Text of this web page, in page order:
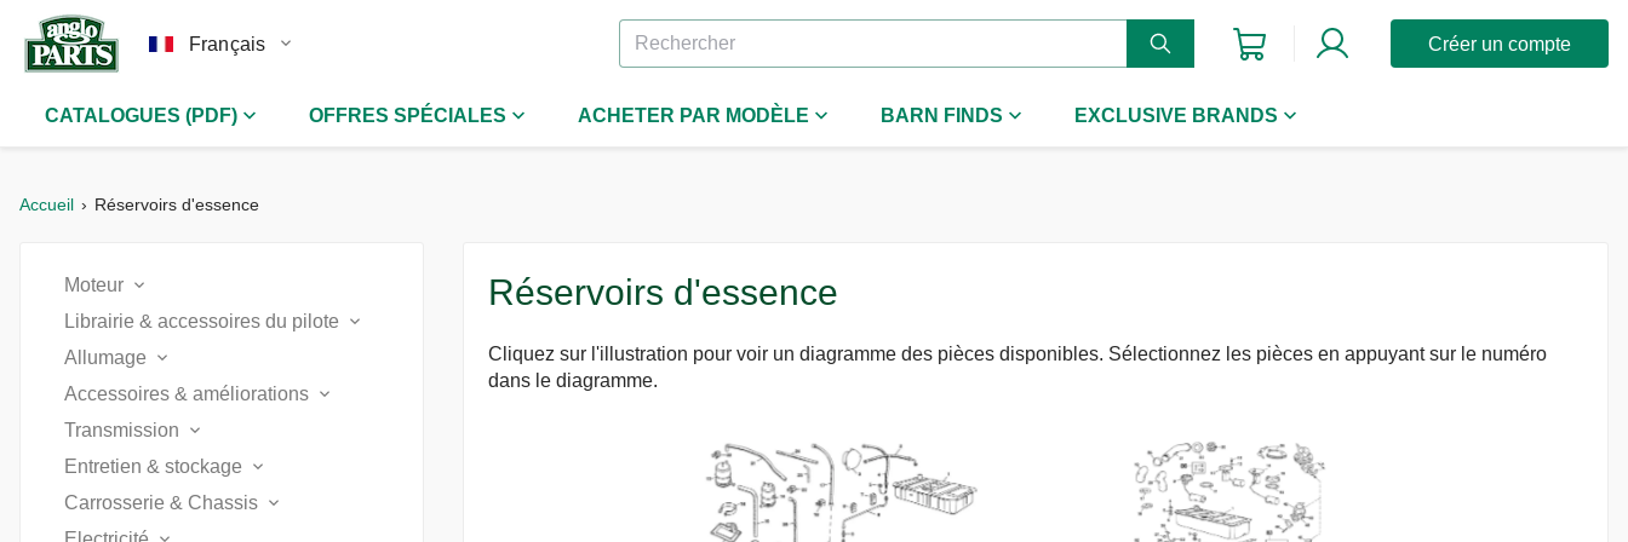
Français Créer un compte
CATALOGUES (PDF) OFFRES SPÉCIALES ACHETER PAR MODÈLE BARN FINDS EXCLUSIVE BRANDS
Accueil Réservoirs d'essence
Moteur
Accelerateur & contrôle moteur (2)
Carburateurs (8)
Circuit d'huile (2)
Culasse (6)
Librairie & accessoires du pilote
Accessoires (11)
Autocollants & plaques émaillées (2)
Catalogues (1)
Chapeaux & gants (2)
Allumage
Allumage (2)
Allumage électronique (1)
Pièces importantes (2)
Accessoires & améliorations
Amélioration moteur (10)
Amélioration refroidissement (2)
Transmission
Arbre de transmission (1)
Boite de vitesse manuelle (4)
Entretien & stockage
Atelier & outillage (4)
Carrosserie & Chassis
Réservoirs d'essence
Cliquez sur l'illustration pour voir un diagramme des pièces disponibles. Sélectionnez les pièces en appuyant sur le numéro
dans le diagramme.